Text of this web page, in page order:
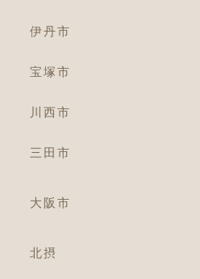
伊丹市
宝塚市
川西市
三田市
大阪市
北摂